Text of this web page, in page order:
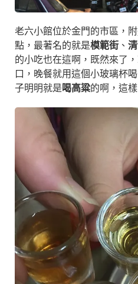
老六小館位於金門的市區，
點，最著名的就是模範街 、
的小吃也在這啊，既然來了
口，晚餐就用這個小玻璃杯
子明明就是喝高粱的啊，這